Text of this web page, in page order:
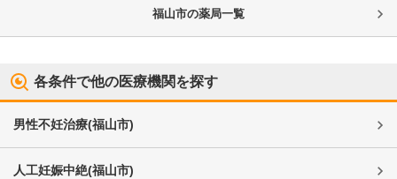
福山市の薬局一覧
各条件で他の医療機関を探す
男性不妊治療(福山市)
人工妊娠中絶(福山市)